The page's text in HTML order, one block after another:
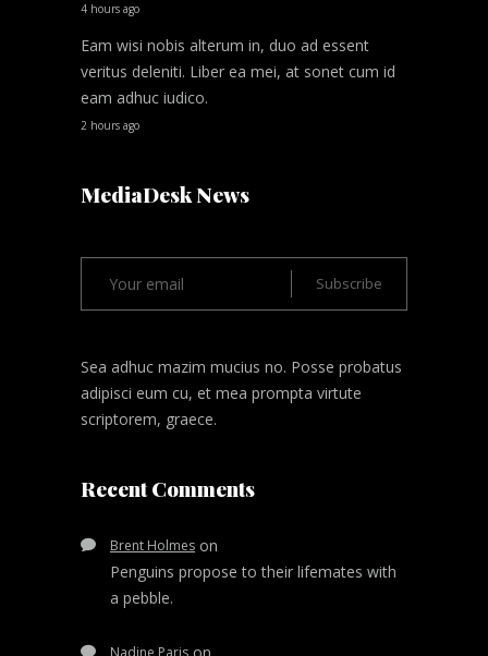
4 hours ago
Eam wisi nobis alterum in, duo ad essent
veritus deleniti. Liber ea mei, at sonet cum id
eam adhuc iudico.
2 hours ago
MediaDesk News
Sea adhuc mazim mucius no. Posse probatus
adipisci eum cu, et mea prompta virtute
scriptorem, graece.
Recent Comments
Brent Holmes on
Penguins propose to their lifemates with
a pebble.